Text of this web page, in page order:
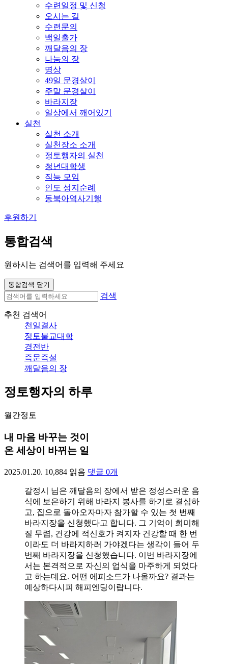
수련일정 및 신청
오시는 길
수련문의
백일출가
깨달음의 장
나눔의 장
명상
49일 문경살이
주말 문경살이
바라지장
일상에서 깨어있기
실천
실천 소개
실천장소 소개
정토행자의 실천
청년대학생
직능 모임
인도 성지순례
동북아역사기행
후원하기
통합검색
원하시는 검색어를 입력해 주세요
통합검색 닫기
검색
추천 검색어
천일결사
정토불교대학
경전반
즉문즉설
깨달음의 장
정토행자의 하루
월간정토
내 마음 바꾸는 것이
온 세상이 바뀌는 일
2025.01.20. 10,884 읽음 댓글 0개
갈정시 님은 깨달음의 장에서 받은 정성스러운 음
식에 보은하기 위해 바라지 봉사를 하기로 결심하
고, 집으로 돌아오자마자 참가할 수 있는 첫 번째
바라지장을 신청했다고 합니다. 그 기억이 희미해
질 무렵, 건강에 적신호가 켜지자 건강할 때 한 번
이라도 더 바라지하러 가야겠다는 생각이 들어 두
번째 바라지장을 신청했습니다. 이번 바라지장에
서는 본격적으로 자신의 업식을 마주하게 되었다
고 하는데요. 어떤 에피소드가 나올까요? 결과는
예상하다시피 해피엔딩이랍니다.